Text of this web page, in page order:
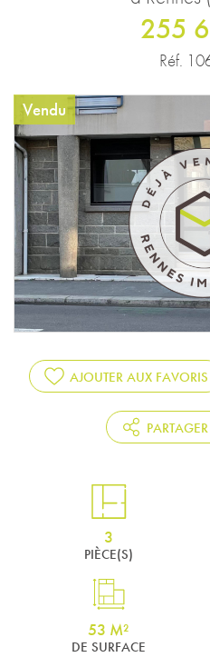
255
Réf.
Vendu
AJOUTER AUX FAVORIS
3
PIÈCE(S)
53 M²
DE SURFACE